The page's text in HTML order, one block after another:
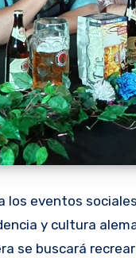
eventos
y cultura
se buscará